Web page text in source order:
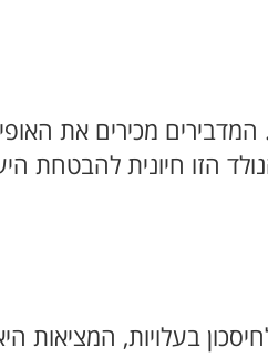
המדבירים מכירים את
הזו חיונית להבטחת
בעלויות, המציאות